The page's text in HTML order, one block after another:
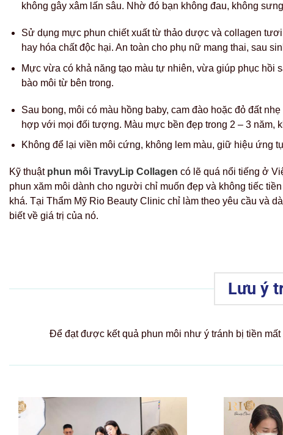
không gây xâm lấn sâu. Nhờ đó bạn không đau, không
Sử dụng mực phun chiết xuất từ thảo dược và collagen
hay hóa chất độc hại. An toàn cho phụ nữ mang thai, sau
Mực vừa có khả năng tạo màu tự nhiên, vừa giúp phục hồi
bào môi từ bên trong.
Sau bong, môi có màu hồng baby, cam đào hoặc đỏ đất
hợp với mọi đối tượng. Màu mực bền đẹp trong 2 – 3 năm,
Không để lại viền môi cứng, không lem màu, giữ hiệu ứng
Kỹ thuật phun môi TravyLip Collagen có lẽ quá nổi tiếng ở
phun xăm môi dành cho người chỉ muốn đẹp và không tiếc
khá. Tại Thẩm Mỹ Rio Beauty Clinic chỉ làm theo yêu cầu và
biết về giá trị của nó.
Lưu ý
Để đạt được kết quả phun môi như ý tránh bị tiền